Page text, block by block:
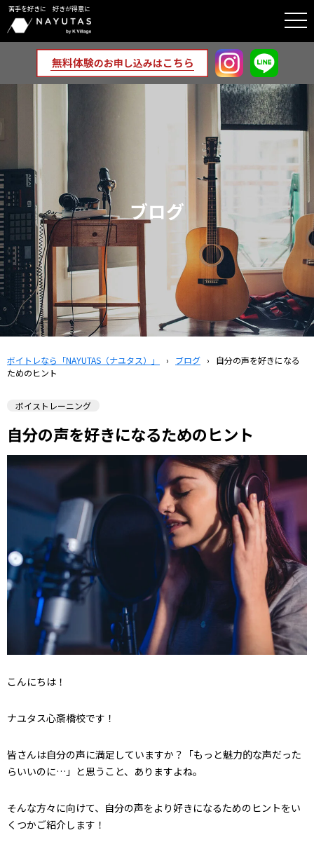
苦手を好きに 好きが得意に
ブログ
ボイトレなら「NAYUTAS（ナユタス）」 › ブログ ›
自分の声を好きになる
ためのヒント
ボイストレーニング
自分の声を好きになるためのヒント
こんにちは！
ナユタス心斎橋校です！
皆さんは自分の声に満足していますか？「もっと魅力的な声だった
らいいのに…」と思うこと、ありますよね。
そんな方々に向けて、自分の声をより好きになるためのヒントをい
くつかご紹介します！